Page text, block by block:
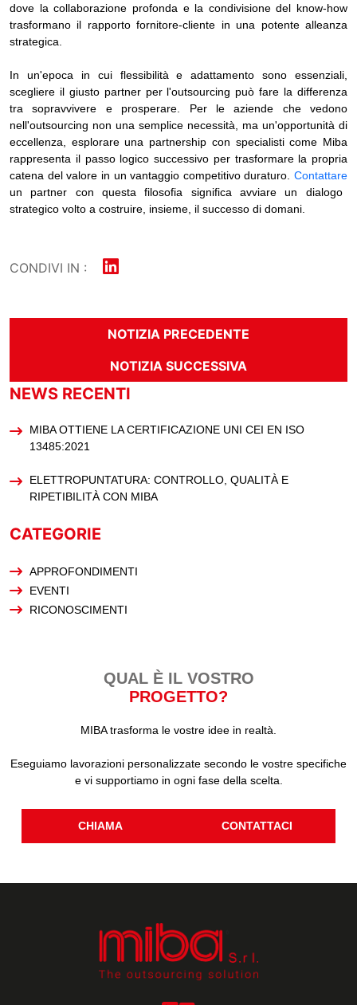
dove la collaborazione profonda e la condivisione del know-how
trasformano il rapporto fornitore-cliente in una potente alleanza
strategica.
In un'epoca in cui flessibilità e adattamento sono essenziali,
scegliere il giusto partner per l'outsourcing può fare la differenza
tra sopravvivere e prosperare. Per le aziende che vedono
nell'outsourcing non una semplice necessità, ma un'opportunità di
eccellenza, esplorare una partnership con specialisti come Miba
rappresenta il passo logico successivo per trasformare la propria
catena del valore in un vantaggio competitivo duraturo. Contattare
un partner con questa filosofia significa avviare un dialogo
strategico volto a costruire, insieme, il successo di domani.
CONDIVI IN :
NOTIZIA PRECEDENTE
NOTIZIA SUCCESSIVA
NEWS RECENTI
MIBA OTTIENE LA CERTIFICAZIONE UNI CEI EN ISO
13485:2021
ELETTROPUNTATURA: CONTROLLO, QUALITÀ E
RIPETIBILITÀ CON MIBA
CATEGORIE
APPROFONDIMENTI
EVENTI
RICONOSCIMENTI
QUAL È IL VOSTRO
PROGETTO?
MIBA trasforma le vostre idee in realtà.
Eseguiamo lavorazioni personalizzate secondo le vostre specifiche
e vi supportiamo in ogni fase della scelta.
CHIAMA CONTATTACI